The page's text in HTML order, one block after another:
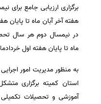
برگزاری ارزیابی جامع برای
هفته آخر آبان ماه تا پایان
در نیمسال دوم هر سال
ماه تا پایان هفته اول
به منظور مدیریت امور
آموزشی و تحصیلات